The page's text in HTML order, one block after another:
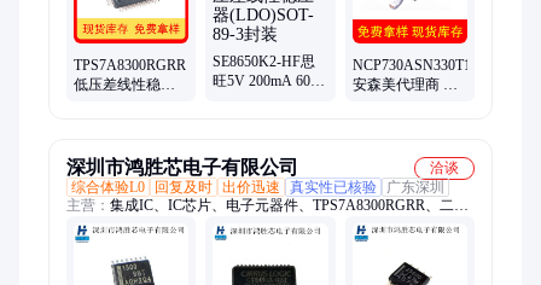
TPS7A8300RGRR
低压差线性稳压
SE8650K2-HF思
旺5V 200mA 60V
NCP730ASN330T1G
安森美代理商 低
深圳市鸿胜芯电子有限公司
洽谈
综合体验L0
回复及时 出价迅速 真实性已核验
广东深圳
主营： 集成IC、IC芯片、电子元器件、TPS7A8300RGRR、二三
极管